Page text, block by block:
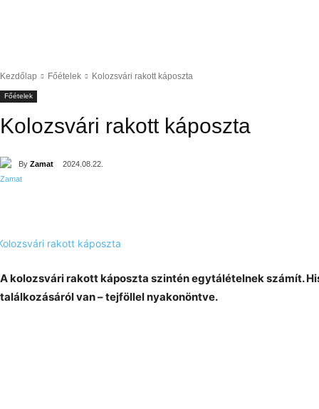
Kezdőlap Főételek Kolozsvári rakott káposzta
Főételek
Kolozsvári rakott káposzta
By Zamat 2024.08.22.
A kolozsvári rakott káposzta szintén egytálételnek számít.
találkozásáról van – tejföllel nyakonöntve.